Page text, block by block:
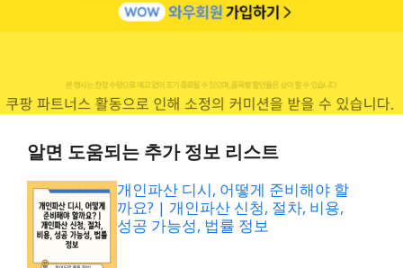
알면 도움되는 추가 정보 리스트
개인파산 디시, 어떻게 준비해야 할
까요? | 개인파산 신청, 절차, 비용,
성공 가능성, 법률 정보